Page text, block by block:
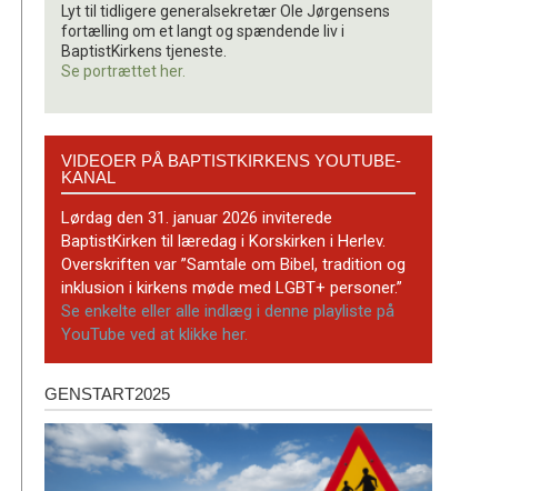
Lyt til tidligere generalsekretær Ole Jørgensens
fortælling om et langt og spændende liv i
BaptistKirkens tjeneste.
Se portrættet her.
BaptistKirkens
YouTube-
kanal
VIDEOER PÅ BAPTISTKIRKENS YOUTUBE-
KANAL
Lørdag den 31. januar 2026 inviterede
BaptistKirken til læredag i Korskirken i Herlev.
Overskriften var ”Samtale om Bibel, tradition og
inklusion i kirkens møde med LGBT+ personer.”
Se enkelte eller alle indlæg i denne playliste på
YouTube ved at klikke her.
Genstart2025
GENSTART2025